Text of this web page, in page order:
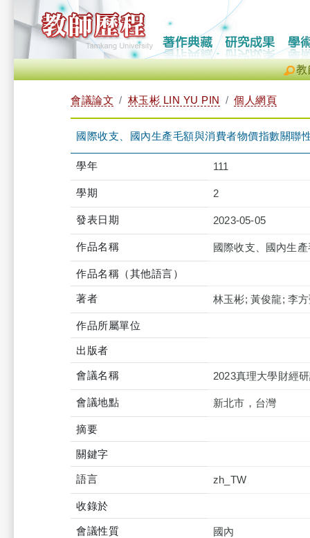
教
會議論文 林玉彬 LIN YU PIN 個人網頁
國際收支、國內生產毛額與消費者物價指數關聯
學年 111
學期 2
發表日期 2023-05-05
作品名稱 國際收支、國內生
作品名稱（其他語言）
著者 林玉彬; 黃俊龍; 李
作品所屬單位
出版者
會議名稱 2023真理大學財經
會議地點 新北市，台灣
摘要
關鍵字
語言 zh_TW
收錄於
會議性質 國內